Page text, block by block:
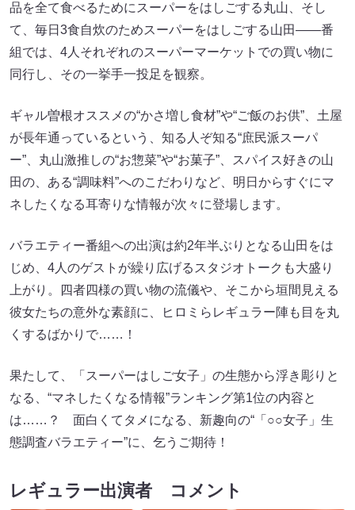
品を全て食べるためにスーパーをはしごする丸山、そし
て、毎日3食自炊のためスーパーをはしごする山田――番
組では、4人それぞれのスーパーマーケットでの買い物に
同行し、その一挙手一投足を観察。
ギャル曽根オススメの“かさ増し食材”や“ご飯のお供”、土屋
が長年通っているという、知る人ぞ知る“庶民派スーパ
ー”、丸山激推しの“お惣菜”や“お菓子”、スパイス好きの山
田の、ある“調味料”へのこだわりなど、明日からすぐにマ
ネしたくなる耳寄りな情報が次々に登場します。
バラエティー番組への出演は約2年半ぶりとなる山田をは
じめ、4人のゲストが繰り広げるスタジオトークも大盛り
上がり。四者四様の買い物の流儀や、そこから垣間見える
彼女たちの意外な素顔に、ヒロミらレギュラー陣も目を丸
くするばかりで……！
果たして、「スーパーはしご女子」の生態から浮き彫りと
なる、“マネしたくなる情報”ランキング第1位の内容と
は……？ 面白くてタメになる、新趣向の“「○○女子」生
態調査バラエティー”に、乞うご期待！
レギュラー出演者 コメント